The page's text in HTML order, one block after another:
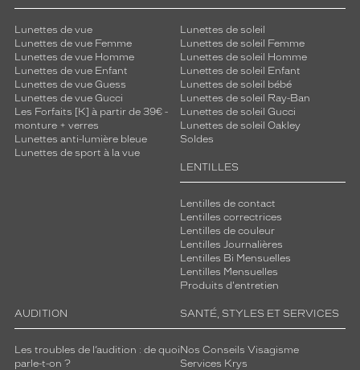
Lunettes de vue
Lunettes de vue Femme
Lunettes de vue Homme
Lunettes de vue Enfant
Lunettes de vue Guess
Lunettes de vue Gucci
Les Forfaits [K] à partir de 39€ -
monture + verres
Lunettes anti-lumière bleue
Lunettes de sport à la vue
Lunettes de soleil
Lunettes de soleil Femme
Lunettes de soleil Homme
Lunettes de soleil Enfant
Lunettes de soleil bébé
Lunettes de soleil Ray-Ban
Lunettes de soleil Gucci
Lunettes de soleil Oakley
Soldes
LENTILLES
Lentilles de contact
Lentilles correctrices
Lentilles de couleur
Lentilles Journalières
Lentilles Bi Mensuelles
Lentilles Mensuelles
Produits d'entretien
AUDITION
Les troubles de l’audition : de quoi
parle-t-on ?
SANTÉ, STYLES ET SERVICES
Nos Conseils Visagisme
Services Krys